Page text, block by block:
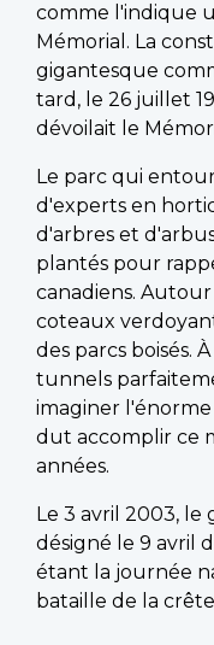
comme l'indique
Mémorial. La
gigantesque
tard, le 26 juillet
dévoilait le
Le parc qui
d'experts en
d'arbres et
plantés pour
canadiens.
coteaux
des parcs boisés.
tunnels
imaginer
dut accomplir ce
années.
Le 3 avril 2003,
désigné le 9 avril
étant la journée
bataille de la